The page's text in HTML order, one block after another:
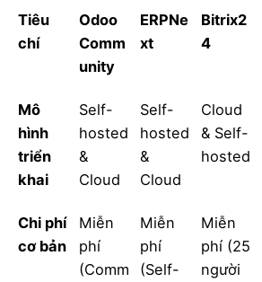
Tiêu
chí
Odoo
Comm
unity
ERPNe
xt
Bitrix2
4
Mô
hình
triển
khai
Self-
hosted
&
Cloud
Self-
hosted
&
Cloud
Cloud
& Self-
hosted
Chi phí
cơ bản
Miễn
phí
(Comm
Miễn
phí
(Self-
Miễn
phí (25
người